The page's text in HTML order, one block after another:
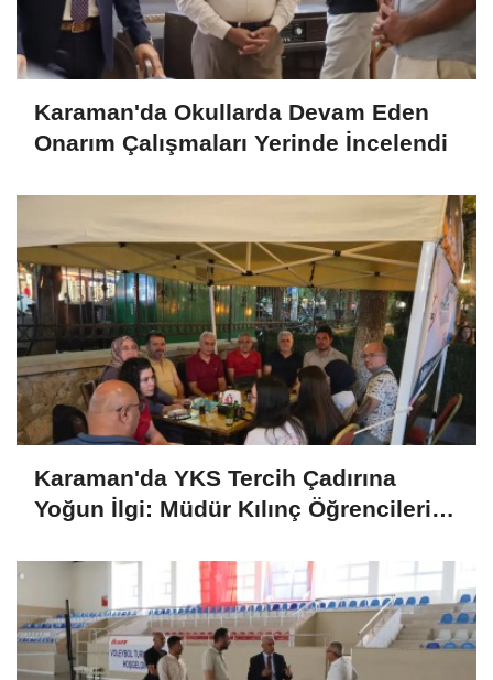
Karaman'da Okullarda Devam Eden
Onarım Çalışmaları Yerinde İncelendi
Karaman'da YKS Tercih Çadırına
Yoğun İlgi: Müdür Kılınç Öğrencileri